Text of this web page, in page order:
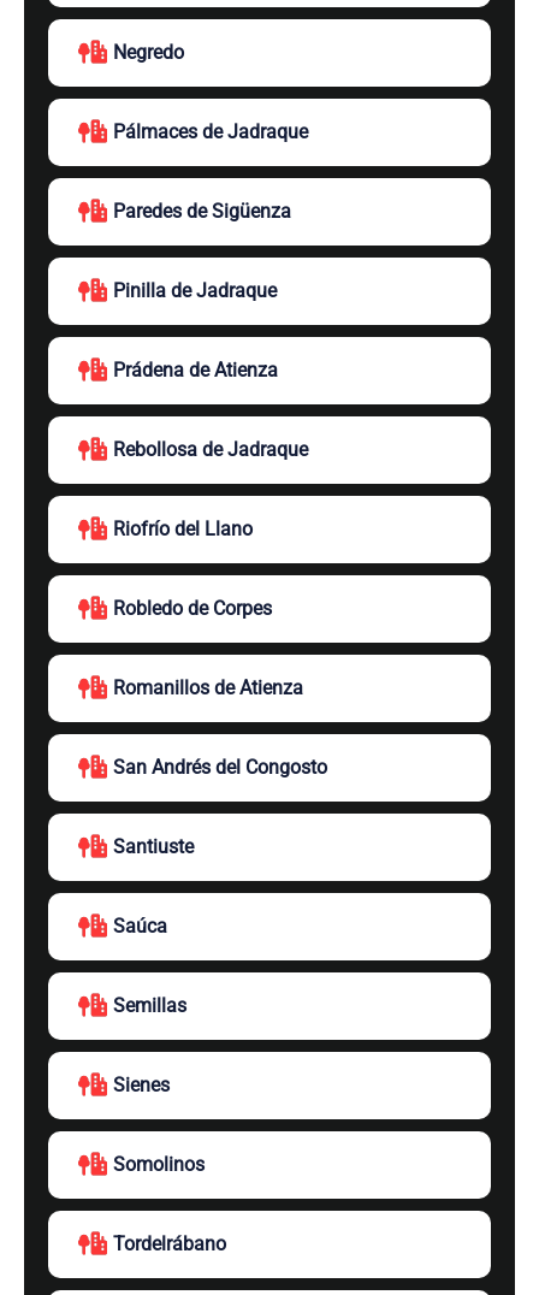
Negredo
Pálmaces de Jadraque
Paredes de Sigüenza
Pinilla de Jadraque
Prádena de Atienza
Rebollosa de Jadraque
Riofrío del Llano
Robledo de Corpes
Romanillos de Atienza
San Andrés del Congosto
Santiuste
Saúca
Semillas
Sienes
Somolinos
Tordelrábano